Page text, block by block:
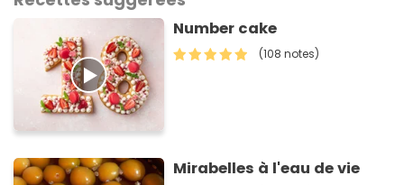
Number cake
(108 notes)
Mirabelles à l'eau de vie